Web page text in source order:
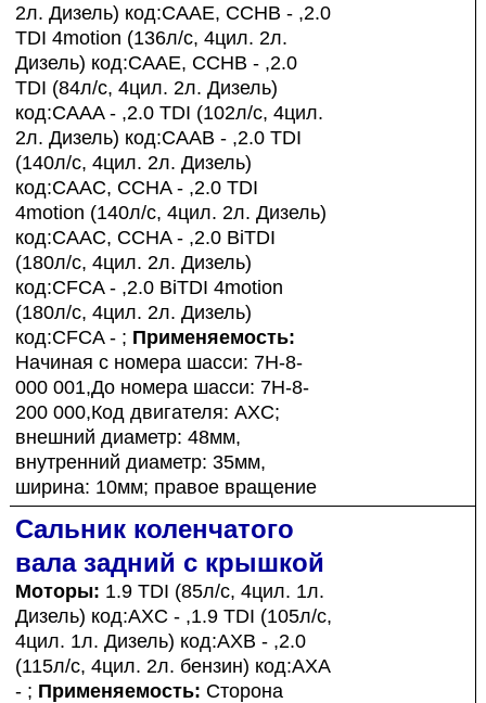
2л. Дизель) код:CAAE, CCHB - ,2.0
TDI 4motion (136л/с, 4цил. 2л.
Дизель) код:CAAE, CCHB - ,2.0
TDI (84л/с, 4цил. 2л. Дизель)
код:CAAA - ,2.0 TDI (102л/с, 4цил.
2л. Дизель) код:CAAB - ,2.0 TDI
(140л/с, 4цил. 2л. Дизель)
код:CAAC, CCHA - ,2.0 TDI
4motion (140л/с, 4цил. 2л. Дизель)
код:CAAC, CCHA - ,2.0 BiTDI
(180л/с, 4цил. 2л. Дизель)
код:CFCA - ,2.0 BiTDI 4motion
(180л/с, 4цил. 2л. Дизель)
код:CFCA - ; Применяемость:
Начиная с номера шасси: 7H-8-
000 001,До номера шасси: 7H-8-
200 000,Код двигателя: AXC;
внешний диаметр: 48мм,
внутренний диаметр: 35мм,
ширина: 10мм; правое вращение
Сальник коленчатого
вала задний с крышкой
Моторы: 1.9 TDI (85л/с, 4цил. 1л.
Дизель) код:AXC - ,1.9 TDI (105л/с,
4цил. 1л. Дизель) код:AXB - ,2.0
(115л/с, 4цил. 2л. бензин) код:AXA
- ; Применяемость: Сторона